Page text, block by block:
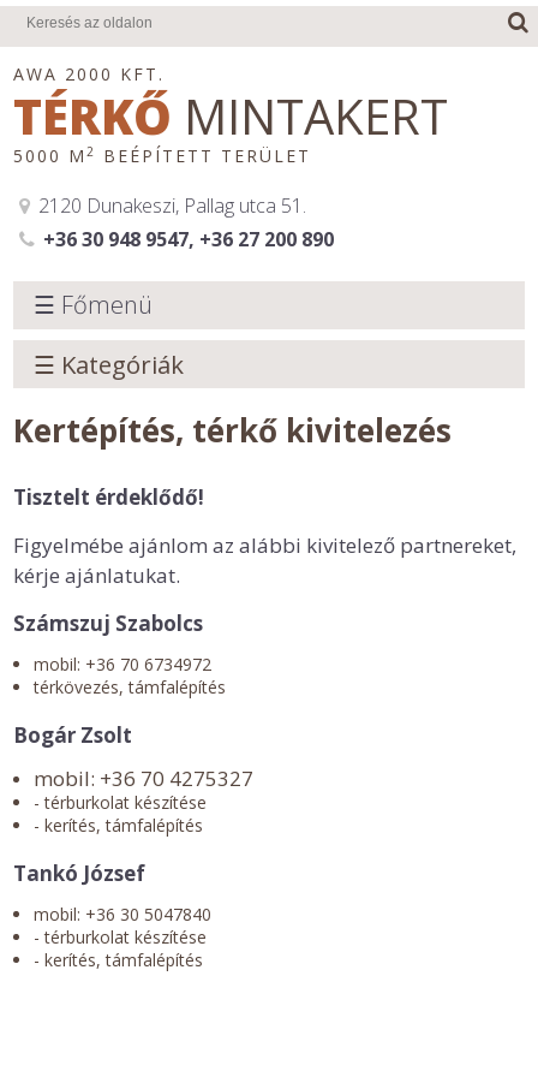
AWA 2000 KFT.
TÉRKŐ MINTAKERT
5000 M2 BEÉPÍTETT TERÜLET
2120 Dunakeszi, Pallag utca 51.
+36 30 948 9547, +36 27 200 890
☰ Főmenü
☰ Kategóriák
Kertépítés, térkő kivitelezés
Tisztelt érdeklődő!
Figyelmébe ajánlom az alábbi kivitelező partnereket,
kérje ajánlatukat.
Számszuj Szabolcs
mobil: +36 70 6734972
térkövezés, támfalépítés
Bogár Zsolt
mobil: +36 70 4275327
- térburkolat készítése
- kerítés, támfalépítés
Tankó József
mobil: +36 30 5047840
- térburkolat készítése
- kerítés, támfalépítés